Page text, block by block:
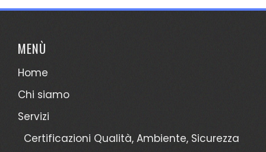
MENÙ
Home
Chi siamo
Servizi
Certificazioni Qualità, Ambiente, Sicurezza